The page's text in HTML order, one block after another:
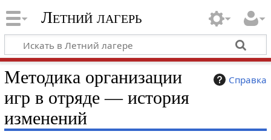
Летний лагерь
Справка
Методика организации
игр в отряде — история
изменений